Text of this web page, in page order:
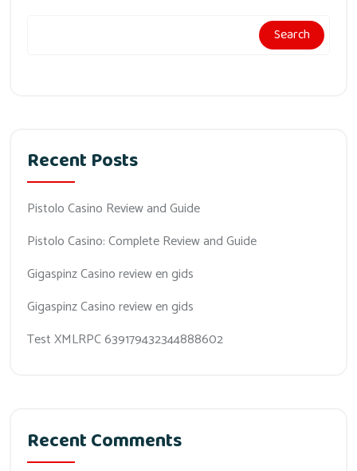
Search
Recent Posts
Pistolo Casino Review and Guide
Pistolo Casino: Complete Review and Guide
Gigaspinz Casino review en gids
Gigaspinz Casino review en gids
Test XMLRPC 639179432344888602
Recent Comments